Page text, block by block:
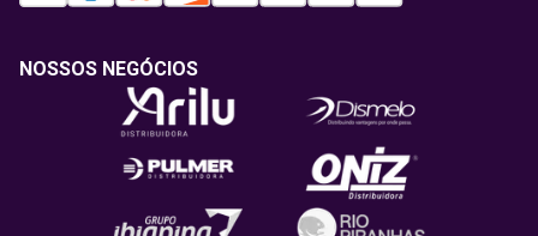
NOSSOS NEGÓCIOS